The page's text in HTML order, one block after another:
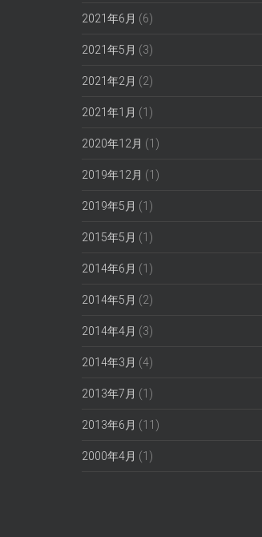
2021年6月 (6)
2021年5月 (3)
2021年2月 (2)
2021年1月 (1)
2020年12月 (1)
2019年12月 (1)
2019年5月 (1)
2015年5月 (1)
2014年6月 (1)
2014年5月 (2)
2014年4月 (3)
2014年3月 (4)
2013年7月 (1)
2013年6月 (11)
2000年4月 (1)